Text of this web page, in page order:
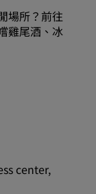
場所？前往
雞尾酒、冰
center,